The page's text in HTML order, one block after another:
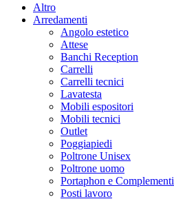
Altro
Arredamenti
Angolo estetico
Attese
Banchi Reception
Carrelli
Carrelli tecnici
Lavatesta
Mobili espositori
Mobili tecnici
Outlet
Poggiapiedi
Poltrone Unisex
Poltrone uomo
Portaphon e Complementi
Posti lavoro